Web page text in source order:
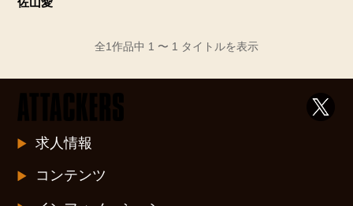
全1作品中 1 〜 1 タイトルを表示
求人情報
コンテンツ